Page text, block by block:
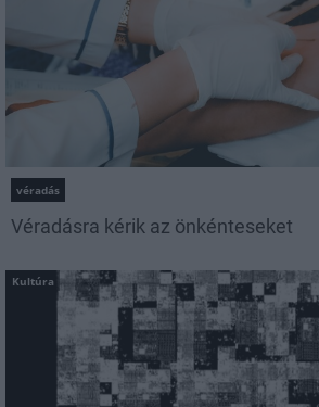
véradás
Véradásra kérik az önkénteseket
Kultúra